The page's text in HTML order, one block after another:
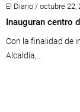
El Diario / octubre 22,
Inauguran centro
Con la finalidad de
Alcaldía,...